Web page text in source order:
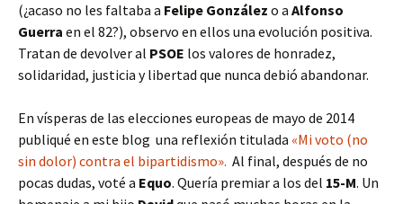
(¿acaso no les faltaba a Felipe González o a Alfonso
Guerra en el 82?), observo en ellos una evolución positiva.
Tratan de devolver al PSOE los valores de honradez,
solidaridad, justicia y libertad que nunca debió abandonar.
En vísperas de las elecciones europeas de mayo de 2014
publiqué en este blog una reflexión titulada «Mi voto (no
sin dolor) contra el bipartidismo». Al final, después de no
pocas dudas, voté a Equo. Quería premiar a los del 15-M. Un